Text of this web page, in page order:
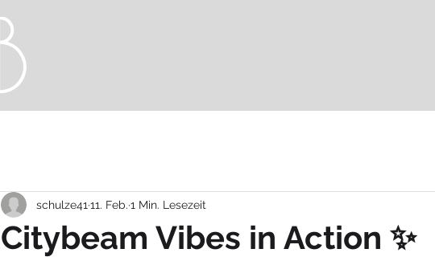
Citybeam Vibes in Action ✨
schulze41 11. Feb. 1 Min. Lesezeit